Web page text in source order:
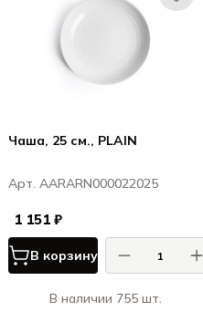
Чаша, 25 см., PLAIN
Арт. AARARN000022025
1 151 ₽
В корзину
В наличии 755 шт.